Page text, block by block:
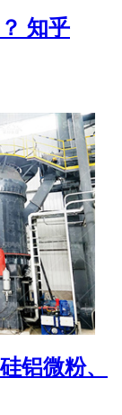
知乎
铝微粉、